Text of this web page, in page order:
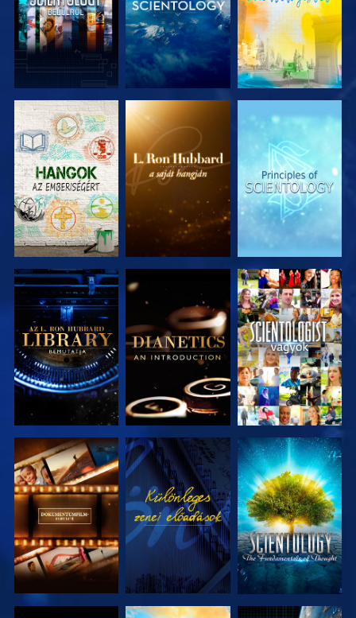
A SOROZAT
RÉSZEI
A SOROZAT
RÉSZEI
A SOROZAT
RÉSZEI
A SOROZAT
RÉSZEI
A SOROZAT
RÉSZEI
MŰSORNÉZÉS
A SOROZAT
RÉSZEI
MŰSORNÉZÉS
A SOROZAT
RÉSZEI